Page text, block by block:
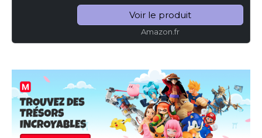
Copains][Version Muette]
Équipement...
Voir le produit
Amazon.fr